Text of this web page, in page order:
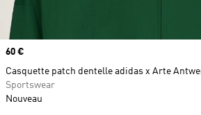
Prix
60 €
Casquette patch dentelle adidas x Arte
Sportswear
Nouveau